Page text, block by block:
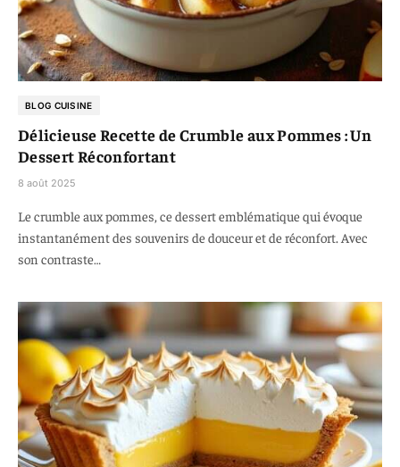
BLOG CUISINE
Délicieuse Recette de Crumble aux Pommes : Un
Dessert Réconfortant
8 août 2025
Le crumble aux pommes, ce dessert emblématique qui évoque
instantanément des souvenirs de douceur et de réconfort. Avec
son contraste…